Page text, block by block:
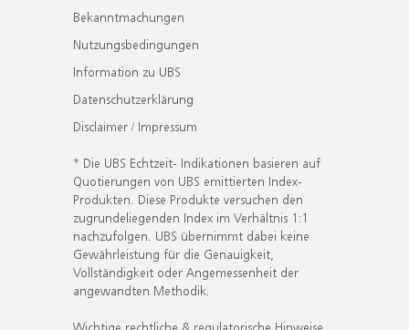
Bekanntmachungen
Nutzungsbedingungen
Information zu UBS
Datenschutzerklärung
Disclaimer / Impressum
* Die UBS Echtzeit- Indikationen basieren auf
Quotierungen von UBS emittierten Index-
Produkten. Diese Produkte versuchen den
zugrundeliegenden Index im Verhältnis 1:1
nachzufolgen. UBS übernimmt dabei keine
Gewährleistung für die Genauigkeit,
Vollständigkeit oder Angemessenheit der
angewandten Methodik.